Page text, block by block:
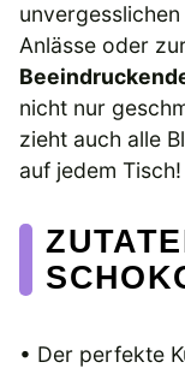
Anlässe oder
nicht nur
zieht auch alle
auf jedem Tisch!
• Der perfekte